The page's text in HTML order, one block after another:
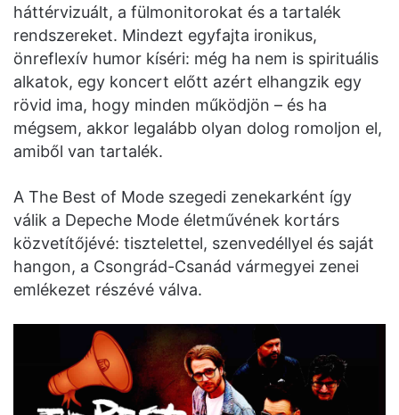
háttérvizuált, a fülmonitorokat és a tartalék
rendszereket. Mindezt egyfajta ironikus,
önreflexív humor kíséri: még ha nem is spirituális
alkatok, egy koncert előtt azért elhangzik egy
rövid ima, hogy minden működjön – és ha
mégsem, akkor legalább olyan dolog romoljon el,
amiből van tartalék.
A The Best of Mode szegedi zenekarként így
válik a Depeche Mode életművének kortárs
közvetítőjévé: tisztelettel, szenvedéllyel és saját
hangon, a Csongrád-Csanád vármegyei zenei
emlékezet részévé válva.